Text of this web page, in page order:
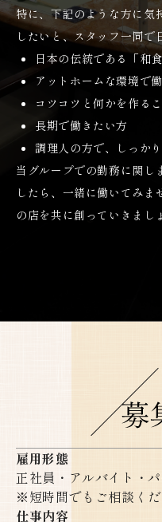
特に、下記のような方に気
したいと、スタッフ一同
日本の伝統である「和
アットホームな環境で
コツコツと何かを作る
長期で働きたい方
調理人の方で、しっか
当グループでの勤務に関し
したら、一緒に働いてみ
の店を共に創っていきまし
雇用形態
正社員・アルバイト・
※短時間でもご相談く
仕事内容